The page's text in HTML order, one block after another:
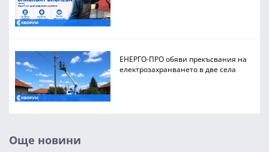
ЕНЕРГО-ПРО обяви прекъсвания на
електрозахранването в две села
Още новини